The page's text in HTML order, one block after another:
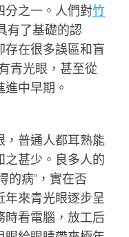
分之一。人們對竹
有了基礎的認
在很多誤區和盲
青光眼，甚至從
中早期。
，普通人都耳熟能
甚少。良多人的
的病”，實在否
來青光眼逐步呈
時看電腦，放工后